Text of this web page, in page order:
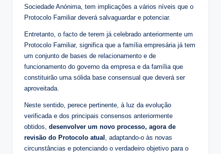
Sociedade Anónima, tem implicações a vários níveis que o
Protocolo Familiar deverá salvaguardar e potenciar.
Entretanto, o facto de terem já celebrado anteriormente um
Protocolo Familiar, significa que a família empresária já tem
um conjunto de bases de relacionamento e de
funcionamento do governo da empresa e da família que
constituirão uma sólida base consensual que deverá ser
aproveitada.
Neste sentido, perece pertinente, à luz da evolução
verificada e dos principais consensos anteriormente
obtidos, desenvolver um novo processo, agora de
revisão do Protocolo atual
, adaptando-o às novas
circunstâncias e potenciando o verdadeiro objetivo para o